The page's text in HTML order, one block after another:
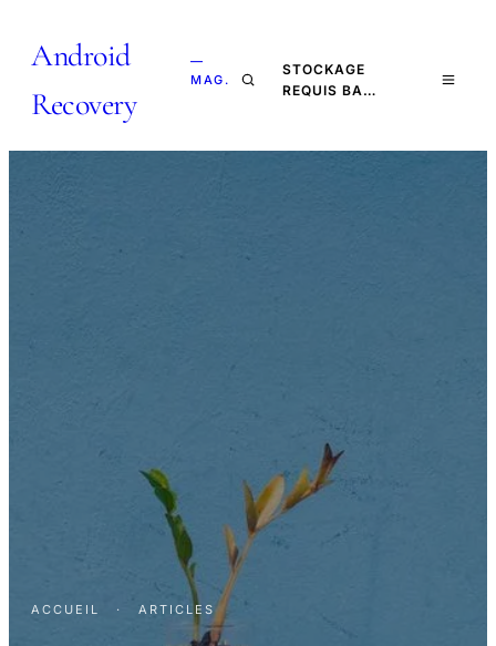
Android
Recovery
—
MAG.
STOCKAGE
REQUIS BA…
ACCUEIL · ARTICLES